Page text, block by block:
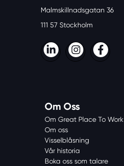
Malmskillnadsgatan 36
111 57 Stockholm
Om Oss
Om Great Place To Work
Om oss
Visselblåsning
Vår historia
Boka oss som talare